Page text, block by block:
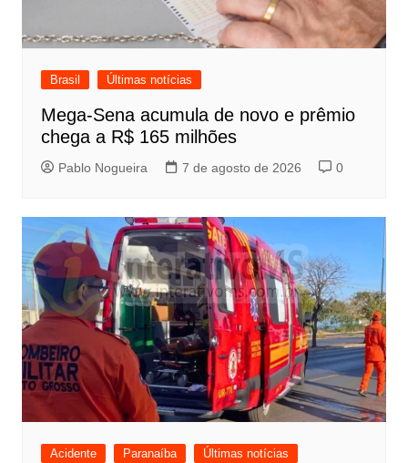
Brasil Últimas notícias
Mega-Sena acumula de novo e prêmio
chega a R$ 165 milhões
Pablo Nogueira 7 de agosto de 2026 0
Acidente Paranaíba Últimas notícias